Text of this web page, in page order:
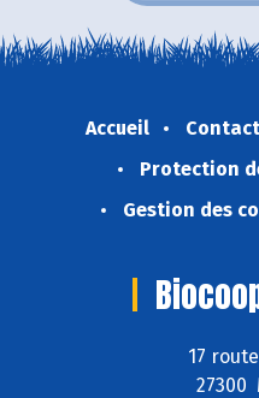
Accueil Contact
Protection
Gestion des
17
27300